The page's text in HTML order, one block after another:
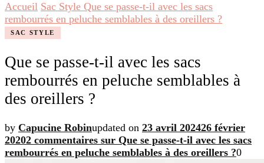
Accueil Sac Style Que se passe-t-il avec les sacs
rembourrés en peluche semblables à des oreillers ?
SAC STYLE
Que se passe-t-il avec les sacs
rembourrés en peluche semblables à
des oreillers ?
by Capucine Robinupdated on 23 avril 202426 février
20202 commentaires sur Que se passe-t-il avec les sacs
rembourrés en peluche semblables à des oreillers ?0